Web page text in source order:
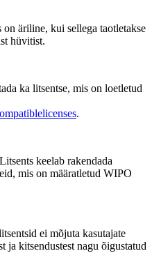
äriline, kui sellega taotletakse
hüvitist.
ka litsentse, mis on loetletud
.
keelab rakendada
mis on määratletud WIPO
ei mõjuta kasutajate
ja kitsendustest nagu õigustatud